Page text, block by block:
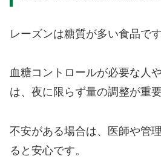
レーズンは糖質が多い食品です
血糖コントロールが必要な人
は、夜に限らず量の調整が重
不安がある場合は、医師や管
ると安心です。